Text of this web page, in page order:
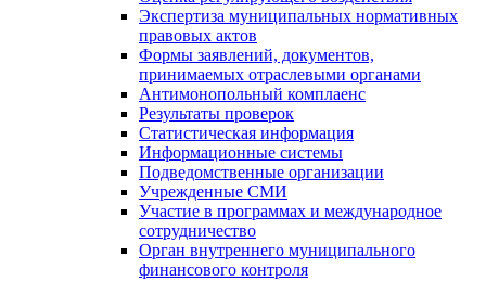
Экспертиза муниципальных нормативных
правовых актов
Формы заявлений, документов,
принимаемых отраслевыми органами
Антимонопольный комплаенс
Результаты проверок
Статистическая информация
Информационные системы
Подведомственные организации
Учрежденные СМИ
Участие в программах и международное
сотрудничество
Орган внутреннего муниципального
финансового контроля